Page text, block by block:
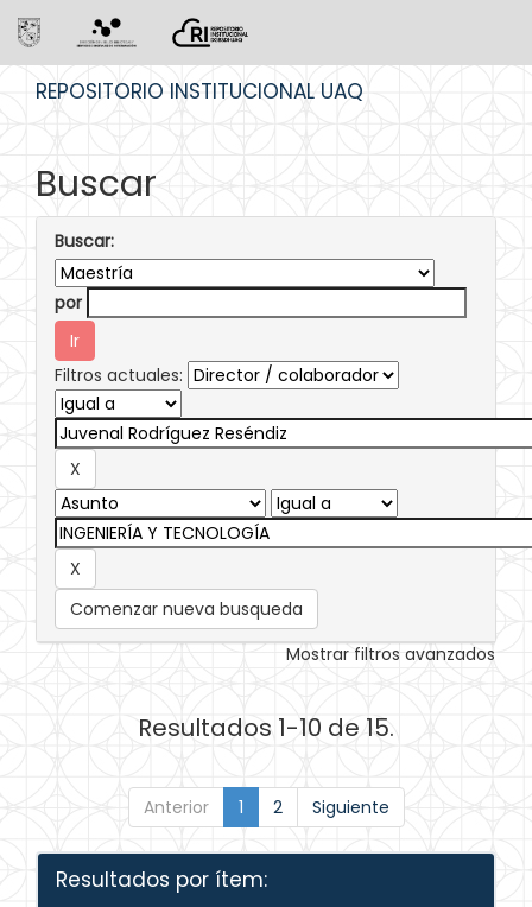
REPOSITORIO INSTITUCIONAL UAQ
Buscar
Buscar:
por
Filtros actuales:
Comenzar nueva busqueda
Mostrar filtros avanzados
Resultados 1-10 de 15.
Anterior 1 2 Siguiente
Resultados por ítem: